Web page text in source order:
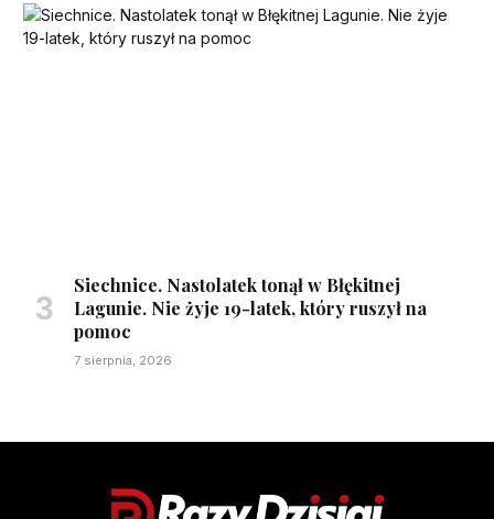
Siechnice. Nastolatek tonął w Błękitnej
Lagunie. Nie żyje 19-latek, który ruszył na
pomoc
7 sierpnia, 2026